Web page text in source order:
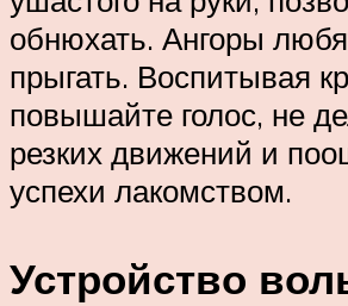
обнюхать. Ангоры
прыгать. Воспитывая
повышайте голос, не
резких движений и
успехи лакомством.
Устройство